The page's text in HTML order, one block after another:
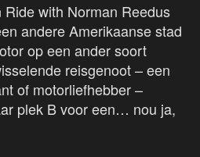
with Norman Reedus
andere Amerikaanse stad
op een ander soort
reisgenoot – een
of motorliefhebber –
plek B voor een… nou ja,